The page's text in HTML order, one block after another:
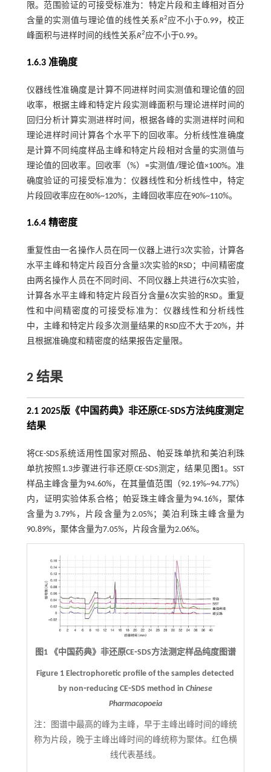
限。范围验证的可接受标准为：特定片段和主峰相对百分
含量的实测值与理论值的线性关系R2应不小于0.99，校正
峰面积与进样时间的线性关系R2应不小于0.99。
1.6.3 准确度
仪器线性准确度是计算不同进样时间实测值和理论值的回
收率，根据主峰和特定片段实测峰面积与理论进样时间的
回归分析计算实测进样时间，根据各峰的实测进样时间和
理论进样时间计算各个水平下的回收率。分析线性准确度
是计算不同纯度样品主峰和特定片段相对含量的实测值与
理论值的回收率。回收率（%）=实测值/理论值×100%。准
确度验证的可接受标准为：仪器线性和分析线性中，特定
片段回收率应在80%~120%，主峰回收率应在90%~110%。
1.6.4 精密度
重复性由一名操作人员在同一仪器上进行3次实验，计算各
水平主峰和特定片段百分含量3次实验的RSD；中间精密度
由两名操作人员在不同时间、不同仪器上共进行6次实验，
计算各水平主峰和特定片段百分含量6次实验的RSD。重复
性和中间精密度的可接受标准为：仪器线性和分析线性
中，主峰和特定片段多次测量结果的RSD应不大于20%，并
且根据准确度和精密度的结果报告定量限。
2 结果
2.1 2025版《中国药典》非还原CE-SDS方法纯度测定
结果
将CE-SDS系统适用性国家对照品、帕妥珠单抗和美泊利珠
单抗按照1.3步骤进行非还原CE-SDS测定，结果见 图1。SST
样品主峰含量为94.60%，在其量值范围（92.19%~94.77%）
内，证明实验体系合格；帕妥珠主峰含量为94.16%，聚体
含量为3.79%，片段含量为2.05%；美泊利珠主峰含量为
90.89%，聚体含量为7.05%，片段含量为2.06%。
图1 《中国药典》非还原CE⁃SDS方法测定样品纯度图谱
Figure 1 Electrophoretic profile of the samples detected
by non⁃reducing CE⁃SDS method inChinese
Pharmacopoeia
注：
图谱中最高的峰为主峰，早于主峰出峰时间的峰统
称为片段，晚于主峰出峰时间的峰统称为聚体。红色横
线代表基线。